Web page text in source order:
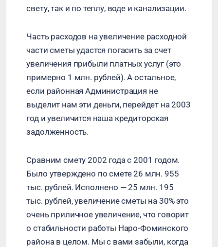
свету, так и по теплу, воде и канализации.
Часть расходов на увеличение расходной
части сметы удастся погасить за счет
увеличения прибыли платных услуг (это
примерно 1 млн. рублей). А остальное,
если районная Администрация не
выделит нам эти деньги, перейдет на 2003
год и увеличится наша кредиторская
задолженность.
Сравним смету 2002 года с 2001 годом.
Было утверждено по смете 26 млн. 955
тыс. рублей. Исполнено — 25 млн. 195
тыс. рублей, увеличение сметы на 30% это
очень приличное увеличение, что говорит
о стабильности работы Наро-Фоминского
района в целом. Мы с вами забыли, когда